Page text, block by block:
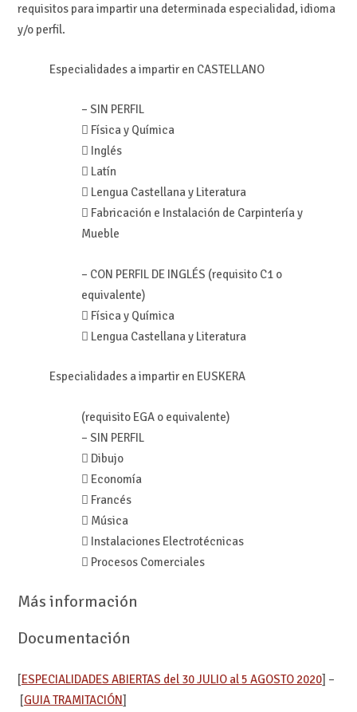
requisitos para impartir una determinada especialidad, idioma
y/o perfil.
Especialidades a impartir en CASTELLANO
– SIN PERFIL
 Física y Química
 Inglés
 Latín
 Lengua Castellana y Literatura
 Fabricación e Instalación de Carpintería y
Mueble
– CON PERFIL DE INGLÉS (requisito C1 o
equivalente)
 Física y Química
 Lengua Castellana y Literatura
Especialidades a impartir en EUSKERA
(requisito EGA o equivalente)
– SIN PERFIL
 Dibujo
 Economía
 Francés
 Música
 Instalaciones Electrotécnicas
 Procesos Comerciales
Más información
Documentación
[ESPECIALIDADES ABIERTAS del 30 JULIO al 5 AGOSTO 2020] –
[GUIA TRAMITACIÓN]